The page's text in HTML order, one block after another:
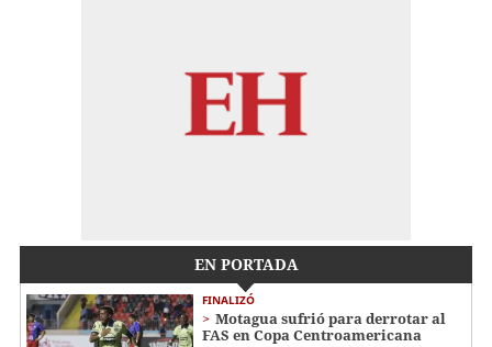
EN PORTADA
FINALIZÓ
Motagua sufrió para derrotar al
FAS en Copa Centroamericana